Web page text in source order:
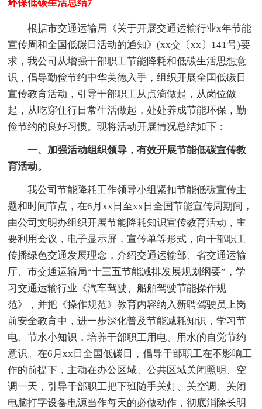
环保低碳生活总结7
根据市交通运输局《关于开展交通运输行业x年节能
宣传周和全国低碳日活动的通知》(xx交〔xx〕141号)要
求，我公司从增强干部职工节能降耗和低碳生活思想意
识，倡导勤俭节约中华美德入手，组织开展全国低碳日
宣传教育活动，引导干部职工从点滴做起，从岗位做
起，从吃穿住行日常生活做起，处处养成节能环保，勤
俭节约的良好习惯。现将活动开展情况总结如下：
一、加强活动组织领导，有效开展节能低碳宣传教
育活动。
我公司节能降耗工作领导小组紧扣节能低碳宣传主
题和时间节点，在6月xx日至xx日全国节能宣传周期间，
由公司文明办组织开展节能降耗知识宣传教育活动，主
要利用会议，电子显示屏，宣传单等形式，向干部职工
传播绿色交通发展理念，介绍交通运输部、省交通运输
厅、市交通运输局“十三五节能减排发展规划纲要”，学
习交通运输行业《汽车驾驶、船舶驾驶节能操作规
范》，并把《操作规范》教育内容纳入新聘驾驶员上岗
前安全教育中，进一步深化普及节能减耗知识，学习节
电、节水小知识，培养干部职工用电、用水的自觉节约
意识。在6月xx日全国低碳日，倡导干部职工在不影响工
作的前提下，主动在办公区域、公共区域关闭照明、空
调一天，引导干部职工把下班随手关灯、关空调、关闭
电脑打字设备电源当作每天的必做动作，彻底消除长明